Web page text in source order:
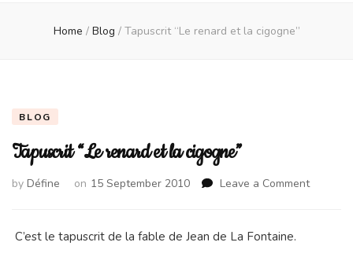
Home / Blog / Tapuscrit “Le renard et la cigogne”
BLOG
Tapuscrit “Le renard et la cigogne”
by Défine on 15 September 2010 Leave a Commenton
C’est le tapuscrit de la fable de Jean de La Fontaine.